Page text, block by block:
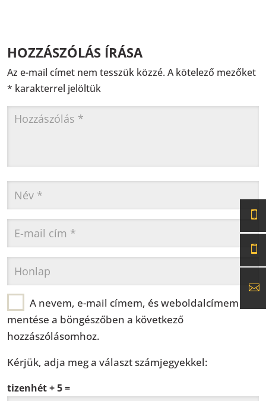
HOZZÁSZÓLÁS ÍRÁSA
Az e-mail címet nem tesszük közzé. A kötelező mezőket
* karakterrel jelöltük
A nevem, e-mail címem, és weboldalcímem
mentése a böngészőben a következő
hozzászólásomhoz.
Kérjük, adja meg a választ számjegyekkel:
tizenhét + 5 =